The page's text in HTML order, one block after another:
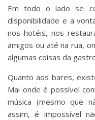
Em todo o lado se
disponibilidade e a
nos hotéis, nos
amigos ou até na rua,
algumas coisas da
Quanto aos bares,
Mai onde é possível
música (mesmo que
assim, é impossível